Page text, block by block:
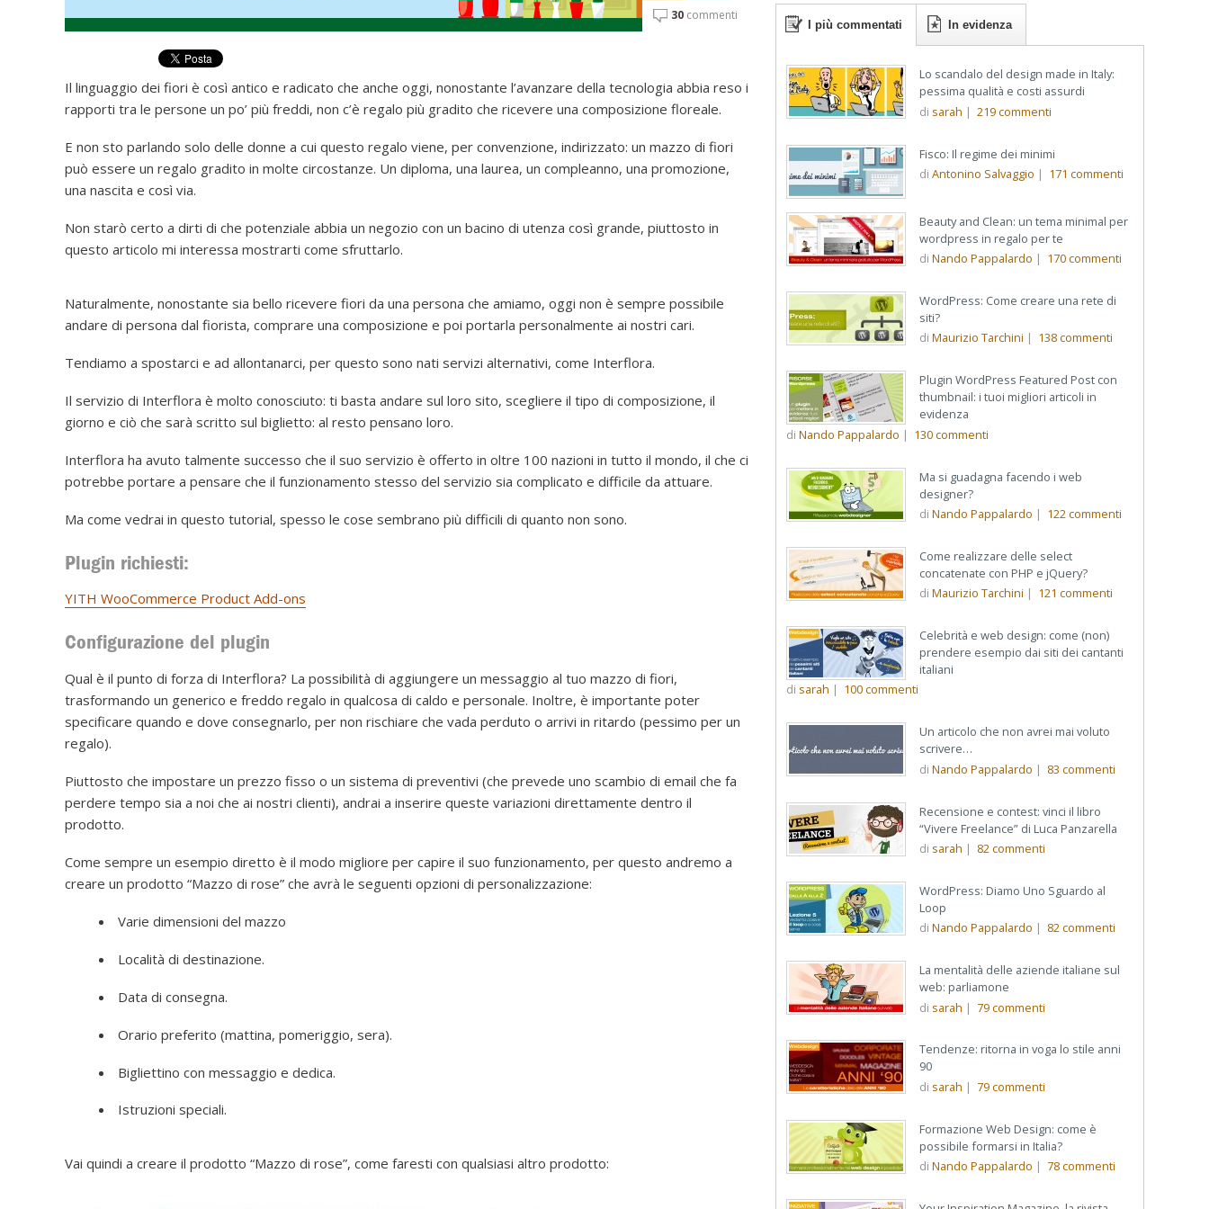
30 commenti
Il linguaggio dei fiori è così antico e radicato che anche oggi, nonostante l’avanzare della tecnologia abbia reso i
rapporti tra le persone un po’ più freddi, non c’è regalo più gradito che ricevere una composizione floreale.
E non sto parlando solo delle donne a cui questo regalo viene, per convenzione, indirizzato: un mazzo di fiori
può essere un regalo gradito in molte circostanze. Un diploma, una laurea, un compleanno, una promozione,
una nascita e così via.
Non starò certo a dirti di che potenziale abbia un negozio con un bacino di utenza così grande, piuttosto in
questo articolo mi interessa mostrarti come sfruttarlo.
Naturalmente, nonostante sia bello ricevere fiori da una persona che amiamo, oggi non è sempre possibile
andare di persona dal fiorista, comprare una composizione e poi portarla personalmente ai nostri cari.
Tendiamo a spostarci e ad allontanarci, per questo sono nati servizi alternativi, come Interflora.
Il servizio di Interflora è molto conosciuto: ti basta andare sul loro sito, scegliere il tipo di composizione, il
giorno e ciò che sarà scritto sul biglietto: al resto pensano loro.
Interflora ha avuto talmente successo che il suo servizio è offerto in oltre 100 nazioni in tutto il mondo, il che ci
potrebbe portare a pensare che il funzionamento stesso del servizio sia complicato e difficile da attuare.
Ma come vedrai in questo tutorial, spesso le cose sembrano più difficili di quanto non sono.
Plugin richiesti:
YITH WooCommerce Product Add-ons
Configurazione del plugin
Qual è il punto di forza di Interflora? La possibilità di aggiungere un messaggio al tuo mazzo di fiori,
trasformando un generico e freddo regalo in qualcosa di caldo e personale. Inoltre, è importante poter
specificare quando e dove consegnarlo, per non rischiare che vada perduto o arrivi in ritardo (pessimo per un
regalo).
Piuttosto che impostare un prezzo fisso o un sistema di preventivi (che prevede uno scambio di email che fa
perdere tempo sia a noi che ai nostri clienti), andrai a inserire queste variazioni direttamente dentro il
prodotto.
Come sempre un esempio diretto è il modo migliore per capire il suo funzionamento, per questo andremo a
creare un prodotto “Mazzo di rose” che avrà le seguenti opzioni di personalizzazione:
Varie dimensioni del mazzo
Località di destinazione.
Data di consegna.
Orario preferito (mattina, pomeriggio, sera).
Bigliettino con messaggio e dedica.
Istruzioni speciali.
Vai quindi a creare il prodotto “Mazzo di rose”, come faresti con qualsiasi altro prodotto:
I più commentati In evidenza
Lo scandalo del design made in Italy:
pessima qualità e costi assurdi
di sarah | 219commenti
Fisco: Il regime dei minimi
di Antonino Salvaggio | 171 commenti
Beauty and Clean: un tema minimal per
wordpress in regalo per te
di Nando Pappalardo | 170commenti
WordPress: Come creare una rete di
siti?
di Maurizio Tarchini | 138commenti
Plugin WordPress Featured Post con
thumbnail: i tuoi migliori articoli in
evidenza
di Nando Pappalardo | 130commenti
Ma si guadagna facendo i web
designer?
di Nando Pappalardo | 122commenti
Come realizzare delle select
concatenate con PHP e jQuery?
di Maurizio Tarchini | 121 commenti
Celebrità e web design: come (non)
prendere esempio dai siti dei cantanti
italiani
di sarah | 100commenti
Un articolo che non avrei mai voluto
scrivere…
di Nando Pappalardo | 83 commenti
Recensione e contest: vinci il libro
“Vivere Freelance” di Luca Panzarella
di sarah | 82commenti
WordPress: Diamo Uno Sguardo al
Loop
di Nando Pappalardo | 82commenti
La mentalità delle aziende italiane sul
web: parliamone
di sarah | 79commenti
Tendenze: ritorna in voga lo stile anni
90
di sarah | 79commenti
Formazione Web Design: come è
possibile formarsi in Italia?
di Nando Pappalardo | 78commenti